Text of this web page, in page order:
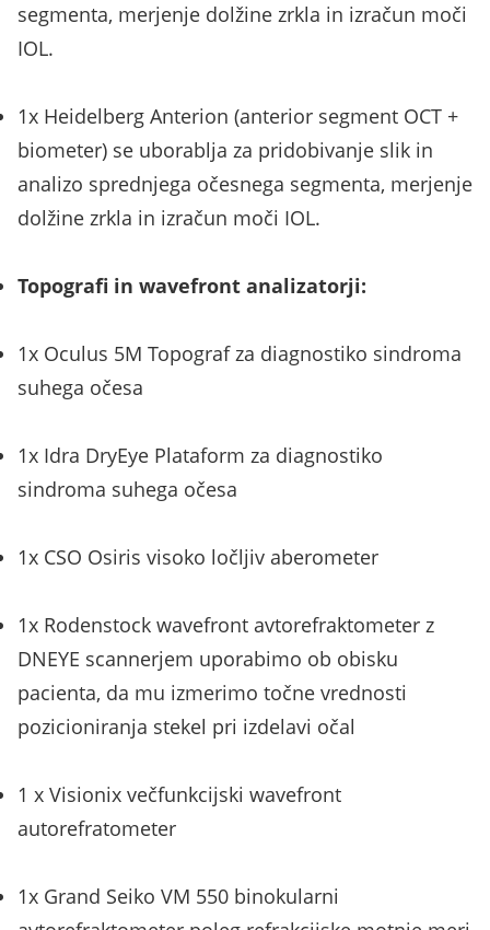
segmenta, merjenje dolžine zrkla in izračun moči
IOL.
1x Heidelberg Anterion (anterior segment OCT +
biometer) se uborablja za pridobivanje slik in
analizo sprednjega očesnega segmenta, merjenje
dolžine zrkla in izračun moči IOL.
Topografi in wavefront analizatorji:
1x Oculus 5M Topograf za diagnostiko sindroma
suhega očesa
1x Idra DryEye Plataform za diagnostiko
sindroma suhega očesa
1x CSO Osiris visoko ločljiv aberometer
1x Rodenstock wavefront avtorefraktometer z
DNEYE scannerjem uporabimo ob obisku
pacienta, da mu izmerimo točne vrednosti
pozicioniranja stekel pri izdelavi očal
1 x Visionix večfunkcijski wavefront
autorefratometer
1x Grand Seiko VM 550 binokularni